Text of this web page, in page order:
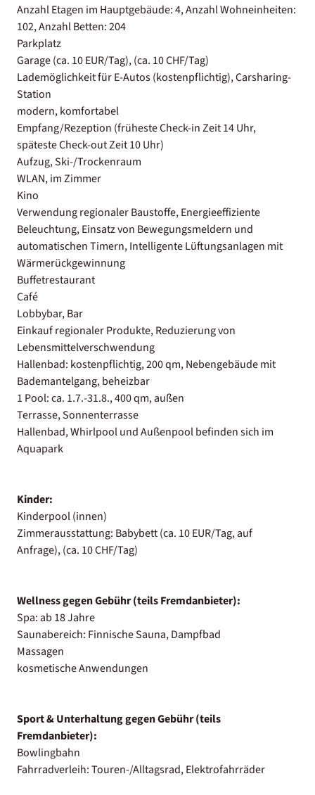
Anzahl Etagen im Hauptgebäude: 4, Anzahl Wohneinheiten:
102, Anzahl Betten: 204
Parkplatz
Garage (ca. 10 EUR/Tag), (ca. 10 CHF/Tag)
Lademöglichkeit für E-Autos (kostenpflichtig), Carsharing-
Station
modern, komfortabel
Empfang/Rezeption (früheste Check-in Zeit 14 Uhr,
späteste Check-out Zeit 10 Uhr)
Aufzug, Ski-/Trockenraum
WLAN, im Zimmer
Kino
Verwendung regionaler Baustoffe, Energieeffiziente
Beleuchtung, Einsatz von Bewegungsmeldern und
automatischen Timern, Intelligente Lüftungsanlagen mit
Wärmerückgewinnung
Buffetrestaurant
Café
Lobbybar, Bar
Einkauf regionaler Produkte, Reduzierung von
Lebensmittelverschwendung
Hallenbad: kostenpflichtig, 200 qm, Nebengebäude mit
Bademantelgang, beheizbar
1 Pool: ca. 1.7.-31.8., 400 qm, außen
Terrasse, Sonnenterrasse
Hallenbad, Whirlpool und Außenpool befinden sich im
Aquapark
Kinder:
Kinderpool (innen)
Zimmerausstattung: Babybett (ca. 10 EUR/Tag, auf
Anfrage), (ca. 10 CHF/Tag)
Wellness gegen Gebühr (teils Fremdanbieter):
Spa: ab 18 Jahre
Saunabereich: Finnische Sauna, Dampfbad
Massagen
kosmetische Anwendungen
Sport & Unterhaltung gegen Gebühr (teils
Fremdanbieter):
Bowlingbahn
Fahrradverleih: Touren-/Alltagsrad, Elektrofahrräder